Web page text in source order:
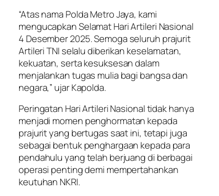
“Atas nama Polda Metro Jaya, kami
mengucapkan Selamat Hari Artileri Nasional
4 Desember 2025. Semoga seluruh prajurit
Artileri TNI selalu diberikan keselamatan,
kekuatan, serta kesuksesan dalam
menjalankan tugas mulia bagi bangsa dan
negara,” ujar Kapolda.
Peringatan Hari Artileri Nasional tidak hanya
menjadi momen penghormatan kepada
prajurit yang bertugas saat ini, tetapi juga
sebagai bentuk penghargaan kepada para
pendahulu yang telah berjuang di berbagai
operasi penting demi mempertahankan
keutuhan NKRI.